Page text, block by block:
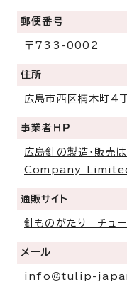
郵便番号
〒733-0002
住所
広島市西区楠木町4
事業者ＨＰ
広島針の製造・販売
Company
通販サイト
針ものがたり チュー
メール
info＠tulip-